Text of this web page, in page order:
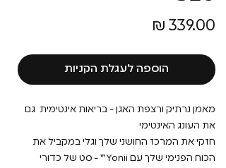
הוספה לעגלת הקניות
מאמן נרתיק ורצפת האגן - בריאות אינטימית גם
את העונג האינטימי
חזקי את המרכז החושני שלך וגלי במקביל את
הכוח הפנימי שלך עם Yonii™ - סט של כדורי